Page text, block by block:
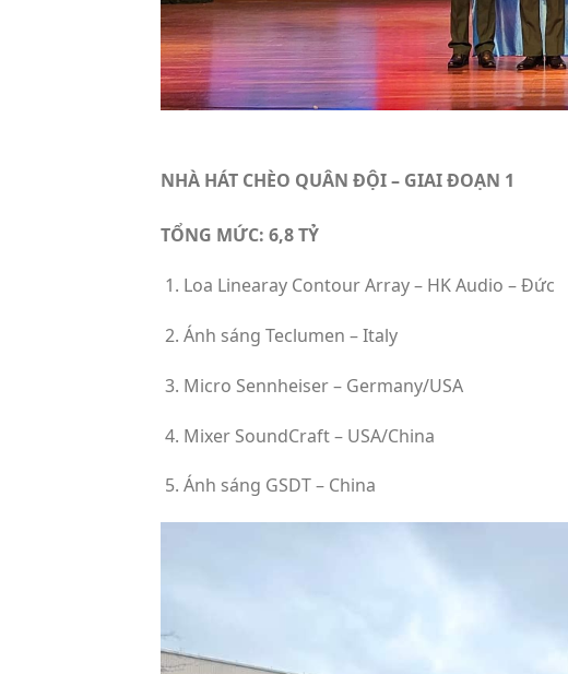
NHÀ HÁT CHÈO QUÂN ĐỘI – GIAI ĐOẠN 1
TỔNG MỨC: 6,8 TỶ
Loa Linearay Contour Array – HK Audio – Đức
Ánh sáng Teclumen – Italy
Micro Sennheiser – Germany/USA
Mixer SoundCraft – USA/China
Ánh sáng GSDT – China